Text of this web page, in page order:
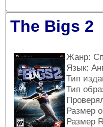
The Bigs 2
Жанр:
Язык:
Тип
Тип
Размер
Размер